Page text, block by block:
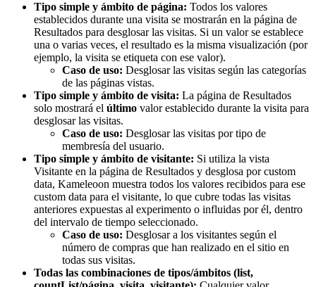
Tipo simple y ámbito de página: Todos los valores
establecidos durante una visita se mostrarán en la página de
Resultados para desglosar las visitas. Si un valor se establece
una o varias veces, el resultado es la misma visualización (por
ejemplo, la visita se etiqueta con ese valor).
Caso de uso: Desglosar las visitas según las categorías
de las páginas vistas.
Tipo simple y ámbito de visita: La página de Resultados
solo mostrará el último valor establecido durante la visita para
desglosar las visitas.
Caso de uso: Desglosar las visitas por tipo de
membresía del usuario.
Tipo simple y ámbito de visitante: Si utiliza la vista
Visitante en la página de Resultados y desglosa por custom
data, Kameleoon muestra todos los valores recibidos para ese
custom data para el visitante, lo que cubre todas las visitas
anteriores expuestas al experimento o influidas por él, dentro
del intervalo de tiempo seleccionado.
Caso de uso: Desglosar a los visitantes según el
número de compras que han realizado en el sitio en
todas sus visitas.
Todas las combinaciones de tipos/ámbitos (list,